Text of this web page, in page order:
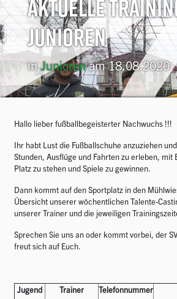
Aktuelle
Junioren
inJuniorenam 18.08.2020
Hallo lieber fußballbegeisterter Nachwuchs !!!
Ihr habt Lust die Fußballschuhe anzuziehen
Stunden, Ausflüge und Fahrten zu erleben, mit
Platz zu stehen und Spiele zu gewinnen.
Dann kommt auf den Sportplatz in den
Übersicht unserer wöchentlichen Talente-
unserer Trainer und die jeweiligen
Sprechen Sie uns an oder kommt vorbei, der
freut sich auf Euch.
Jugend Trainer Telefonnummer